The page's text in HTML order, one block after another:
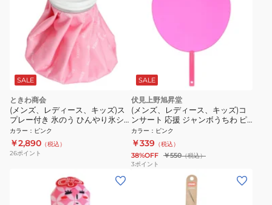
SALE
ときわ商会
(メンズ、レディース、キッズ)ス
プレー付き 氷のう ひんやり氷シ
ャワープレミアム アーチロゴピン
ク 33465
カラー ： ピンク
￥2,890 （税込）
26ポイント
SALE
伏見上野旭昇堂
(メンズ、レディース、キッズ)コ
ンサート 応援 ジャンボうちわ ピ
ンク NT 7073
カラー ： ピンク
￥339 （税込）
38%OFF ￥550（税込）
3ポイント